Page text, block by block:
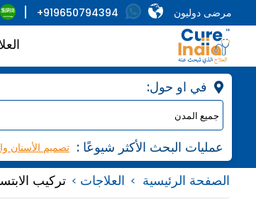
مرضى دوليون +919650794394
: عمليات البحث الأكثر شيوعًا تصميم الأسنان
الصفحة الرئيسية العلاجات تركيب